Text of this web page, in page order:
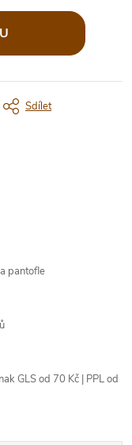
Sdílet
pantofle
GLS od 70 Kč | PPL od